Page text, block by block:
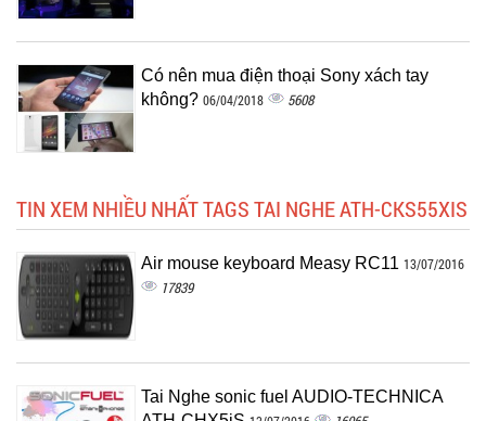
Có nên mua điện thoại Sony xách tay
không? 06/04/2018 5608
TIN XEM NHIỀU NHẤT TAGS TAI NGHE ATH-CKS55XIS
Air mouse keyboard Measy RC11 13/07/2016
17839
Tai Nghe sonic fuel AUDIO-TECHNICA